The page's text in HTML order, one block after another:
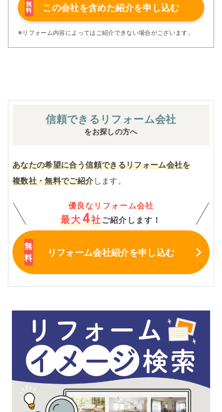
施工マニュアルや検査体制により高い施工品質を実現。
さらに、住友不動産のリフォームならではの充実の保証、
アフターサービス体制で工事後も安心です。
ぜひ、あなたの大切なお住まいの再生を私たちにお任せく
無
料
この会社を含めた紹介を申し込む
※リフォーム内容によってはご紹介できない場合がございます。
信頼できる リフォーム会社
をお探しの方へ
あなたの希望に合う信頼できるリフォーム会社を
複数社・無料でご紹介します。
優良なリフォーム会社
最大 4社 ご紹介します！
リフォーム会社紹介を申し込む